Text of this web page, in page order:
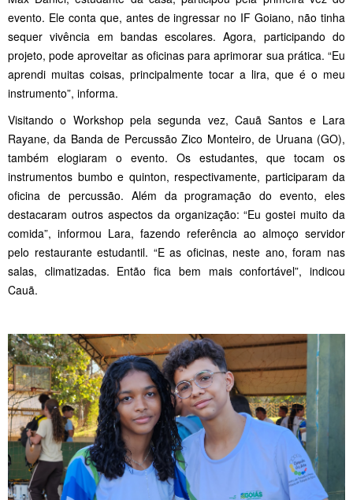
evento. Ele conta que, antes de ingressar no IF Goiano, não tinha
sequer vivência em bandas escolares. Agora, participando do
projeto, pode aproveitar as oficinas para aprimorar sua prática. “Eu
aprendi muitas coisas, principalmente tocar a lira, que é o meu
instrumento”, informa.
Visitando o Workshop pela segunda vez, Cauã Santos e Lara
Rayane, da Banda de Percussão Zico Monteiro, de Uruana (GO),
também elogiaram o evento. Os estudantes, que tocam os
instrumentos bumbo e quinton, respectivamente, participaram da
oficina de percussão. Além da programação do evento, eles
destacaram outros aspectos da organização: “Eu gostei muito da
comida”, informou Lara, fazendo referência ao almoço servidor
pelo restaurante estudantil. “E as oficinas, neste ano, foram nas
salas, climatizadas. Então fica bem mais confortável”, indicou
Cauã.